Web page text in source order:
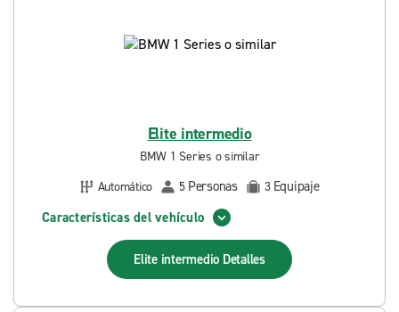
Elite intermedio
BMW 1 Series o similar
Automático
5 Personas 3 Equipaje
Características del vehículo
Elite intermedio Detalles